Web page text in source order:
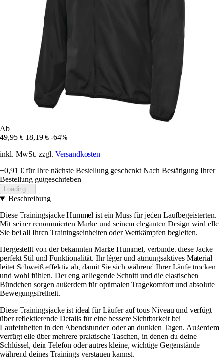
Ab
49,95 € 18,19 € -64%
inkl. MwSt. zzgl. Versandkosten
+0,91 € für Ihre nächste Bestellung geschenkt Nach Bestätigung Ihrer
Bestellung gutgeschrieben
Loading...
Beschreibung
Diese Trainingsjacke Hummel ist ein Muss für jeden Laufbegeisterten.
Mit seiner renommierten Marke und seinem eleganten Design wird elle
Sie bei all Ihren Trainingseinheiten oder Wettkämpfen begleiten.
Hergestellt von der bekannten Marke Hummel, verbindet diese Jacke
perfekt Stil und Funktionalität. Ihr léger und atmungsaktives Material
leitet Schweiß effektiv ab, damit Sie sich während Ihrer Läufe trocken
und wohl fühlen. Der eng anliegende Schnitt und die elastischen
Bündchen sorgen außerdem für optimalen Tragekomfort und absolute
Bewegungsfreiheit.
Diese Trainingsjacke ist ideal für Läufer auf tous Niveau und verfügt
über reflektierende Details für eine bessere Sichtbarkeit bei
Laufeinheiten in den Abendstunden oder an dunklen Tagen. Außerdem
verfügt elle über mehrere praktische Taschen, in denen du deine
Schlüssel, dein Telefon oder autres kleine, wichtige Gegenstände
während deines Trainings verstauen kannst.